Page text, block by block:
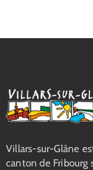
Villars-sur-Glâne
canton de Fribourg